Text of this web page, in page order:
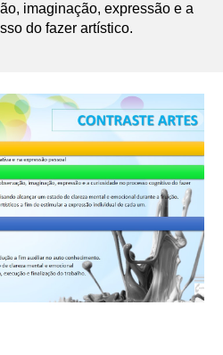
imaginação, expressão e a
do fazer artístico.